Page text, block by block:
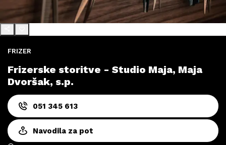
FRIZER
Frizerske storitve - Studio Maja, Maja
Dvoršak, s.p.
051 345 613
Navodila za pot